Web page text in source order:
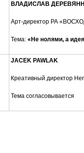
ВЛАДИСЛАВ
Арт-директор РА
Тема: «Не нолями, а
JACEK PAWLAK
Креативный директор
Тема согласовывается